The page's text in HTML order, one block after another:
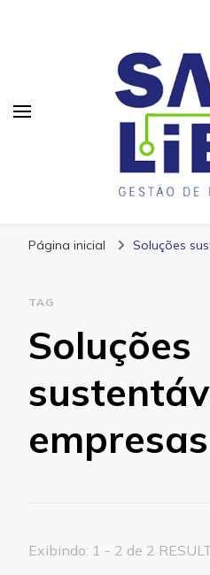
Página inicial Soluções
TAG
Soluções
empresas
Exibindo: 1 - 2 de 2